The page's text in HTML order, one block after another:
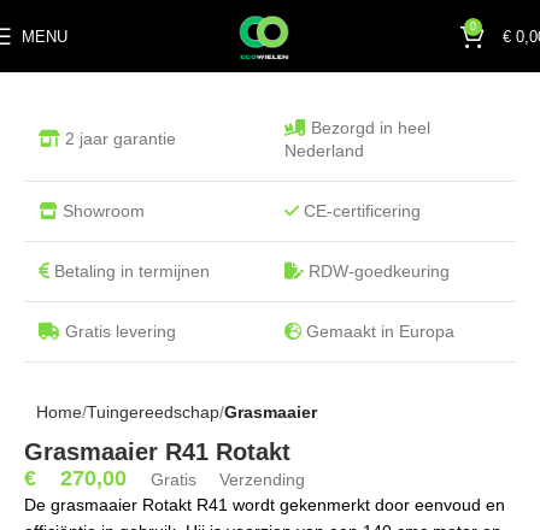
MENU
0
€
2 jaar garantie
Bezorgd in heel
Nederland
Showroom CE-certificering
Betaling in termijnen RDW-goedkeuring
Gratis levering Gemaakt in Europa
Home Tuingereedschap Grasmaaier
Grasmaaier R41 Rotakt
€ 270,00
Gratis Verzending
De grasmaaier Rotakt R41 wordt gekenmerkt door eenvoud en